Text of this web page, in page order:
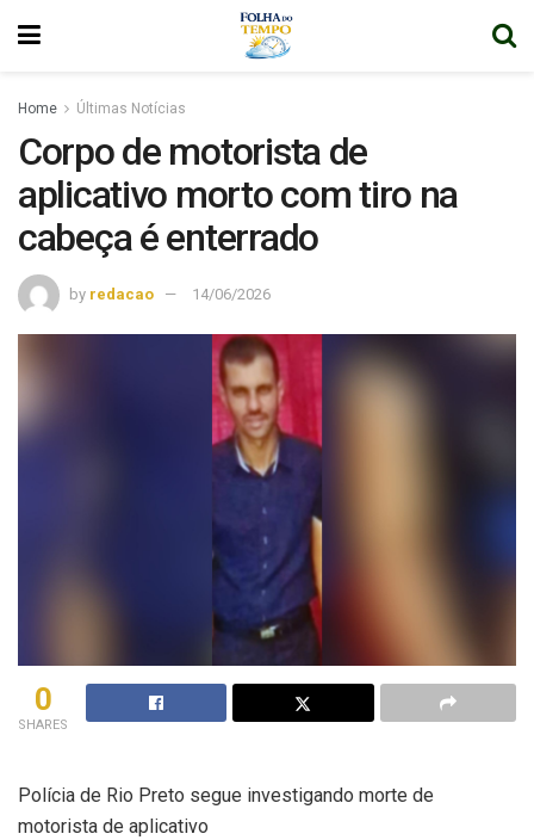
Home Últimas Notícias
Corpo de motorista de
aplicativo morto com tiro na
cabeça é enterrado
by redacao 14/06/2026
0
SHARES
Polícia de Rio Preto segue investigando morte de
motorista de aplicativo